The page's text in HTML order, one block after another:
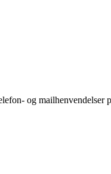
og mailhenvendelser